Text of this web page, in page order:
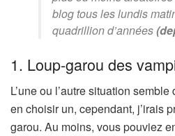
blog tous les lundis
quadrillion d’années
1. Loup-garou des
L’une ou l’autre situation
en choisir un, cependant, j’irais
garou. Au moins, vous pouviez